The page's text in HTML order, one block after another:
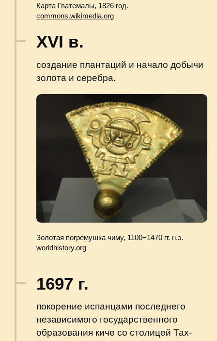
начало войн за независимость
Битва при Ранкагуа. Худ. — Джулио Нанетти.
commons.wikimedia.org
15 сентября 1821 г.
создание Мексиканской империи
с Гватемалой в составе.
commons.wikimedia.org